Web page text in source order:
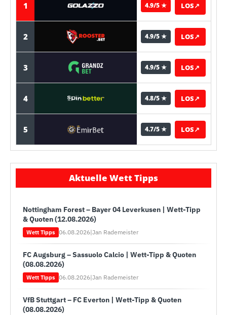
1 4.9/5 ★ LOS↗
2 4.9/5 ★ LOS↗
3 4.9/5 ★ LOS↗
4 4.8/5 ★ LOS↗
5 4.7/5 ★ LOS↗
Aktuelle Wett Tipps
Nottingham Forest – Bayer 04 Leverkusen | Wett-Tipp
& Quoten (12.08.2026)
Wett Tipps 06.08.2026|Jan Rademeister
FC Augsburg – Sassuolo Calcio | Wett-Tipp & Quoten
(08.08.2026)
Wett Tipps 06.08.2026|Jan Rademeister
VfB Stuttgart – FC Everton | Wett-Tipp & Quoten
(08.08.2026)